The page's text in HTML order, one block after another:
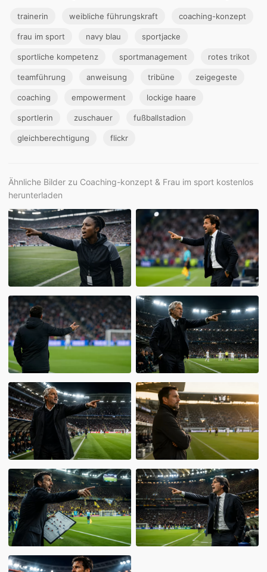
trainerin weibliche führungskraft coaching-konzept
frau im sport navy blau sportjacke
sportliche kompetenz sportmanagement rotes trikot
teamführung anweisung tribüne zeigegeste
coaching empowerment lockige haare
sportlerin zuschauer fußballstadion
gleichberechtigung flickr
Ähnliche Bilder zu Coaching-konzept & Frau im sport kostenlos
herunterladen